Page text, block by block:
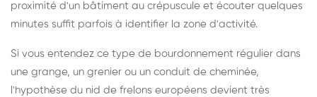
proximité d'un bâtiment au crépuscule et écouter quelques
minutes suffit parfois à identifier la zone d'activité.
Si vous entendez ce type de bourdonnement régulier dans
une grange, un grenier ou un conduit de cheminée,
l'hypothèse du nid de frelons européens devient très